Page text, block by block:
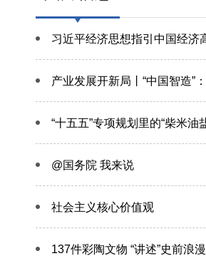
习近平经济思想指引中国经济
产业发展开新局丨“中国智造”
“十五五”专项规划里的“柴米油
@国务院 我来说
社会主义核心价值观
137件彩陶文物 “讲述”史前浪漫